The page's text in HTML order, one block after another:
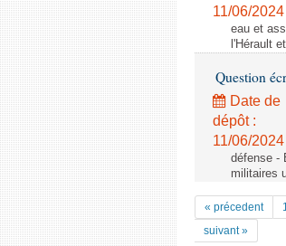
11/06/2024
eau et
l'Hérault
Question
Date de
dépôt :
11/06/2024
défense -
militaires
« précedent
suivant »